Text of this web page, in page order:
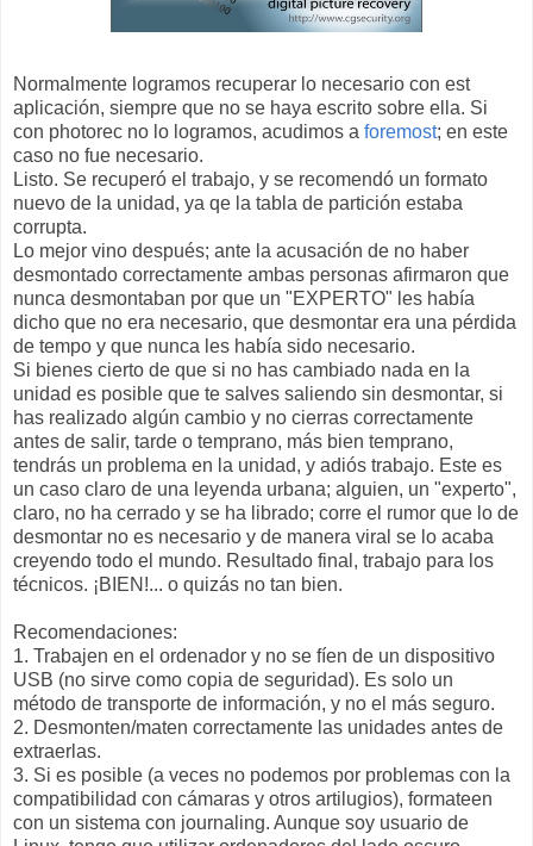
Normalmente logramos recuperar lo necesario con est
aplicación, siempre que no se haya escrito sobre ella. Si
con photorec no lo logramos, acudimos a foremost; en este
caso no fue necesario.
Listo. Se recuperó el trabajo, y se recomendó un formato
nuevo de la unidad, ya qe la tabla de partición estaba
corrupta.
Lo mejor vino después; ante la acusación de no haber
desmontado correctamente ambas personas afirmaron que
nunca desmontaban por que un "EXPERTO" les había
dicho que no era necesario, que desmontar era una pérdida
de tempo y que nunca les había sido necesario.
Si bienes cierto de que si no has cambiado nada en la
unidad es posible que te salves saliendo sin desmontar, si
has realizado algún cambio y no cierras correctamente
antes de salir, tarde o temprano, más bien temprano,
tendrás un problema en la unidad, y adiós trabajo. Este es
un caso claro de una leyenda urbana; alguien, un "experto",
claro, no ha cerrado y se ha librado; corre el rumor que lo de
desmontar no es necesario y de manera viral se lo acaba
creyendo todo el mundo. Resultado final, trabajo para los
técnicos. ¡BIEN!... o quizás no tan bien.
Recomendaciones:
1. Trabajen en el ordenador y no se fíen de un dispositivo
USB (no sirve como copia de seguridad). Es solo un
método de transporte de información, y no el más seguro.
2. Desmonten/maten correctamente las unidades antes de
extraerlas.
3. Si es posible (a veces no podemos por problemas con la
compatibilidad con cámaras y otros artilugios), formateen
con un sistema con journaling. Aunque soy usuario de